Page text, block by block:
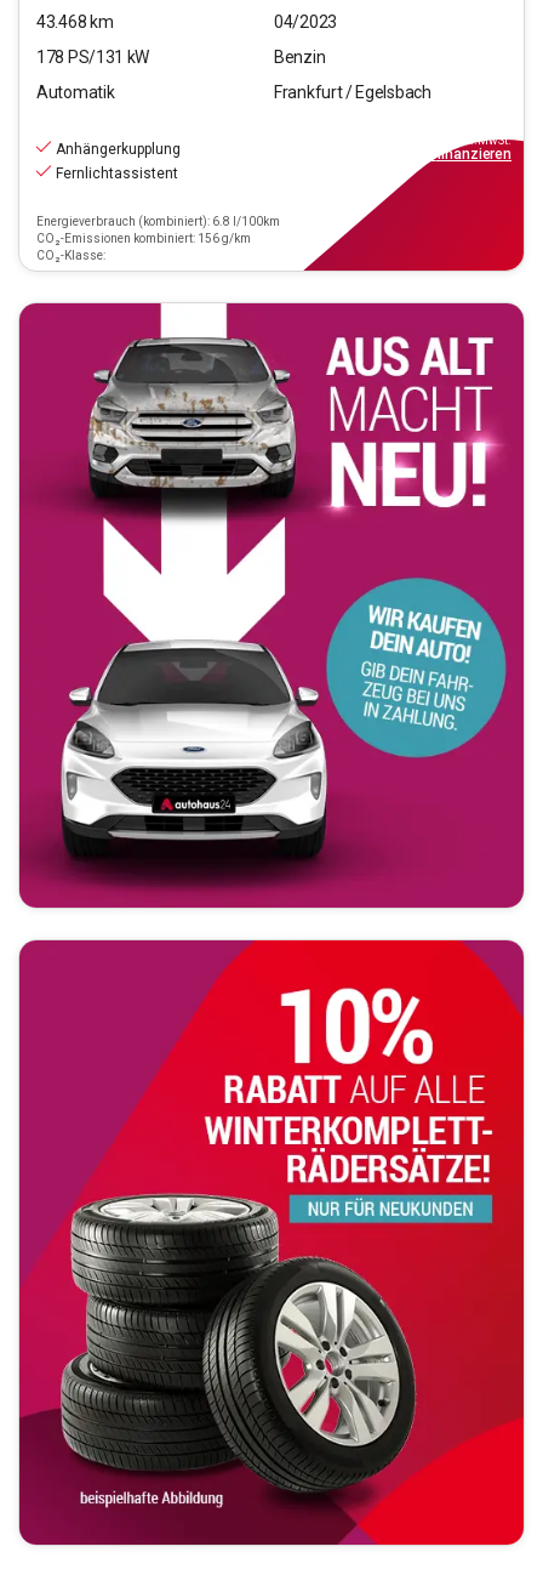
43.468 km
04/2023
178 PS/131 kW
Benzin
Automatik
Frankfurt / Egelsbach
Anhängerkupplung
Fernlichtassistent
Energieverbrauch (kombiniert): 6.8 l/100km
CO₂-Emissionen kombiniert: 156 g/km
CO₂-Klasse:
inkl.MwSt.
finanzieren